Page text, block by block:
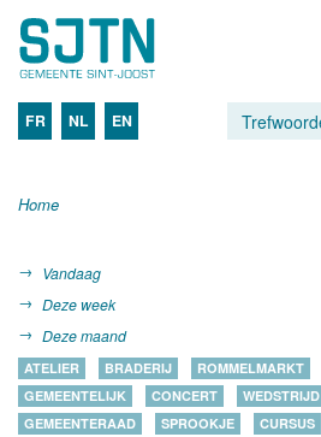
FR NL EN
Home
Vandaag
Deze week
Deze maand
ATELIER BRADERIJ ROMMELMARKT
GEMEENTELIJK
CONCERT WEDSTRIJD
GEMEENTERAAD
SPROOKJE CURSUS